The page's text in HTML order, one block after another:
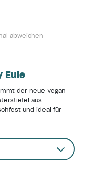
abweichen
Eule
der neue Vegan
aus
und ideal für